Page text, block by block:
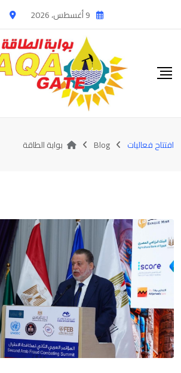
to
9 أغسطس، 2026
افتتاح فعاليات Blog بوابة الطاقة